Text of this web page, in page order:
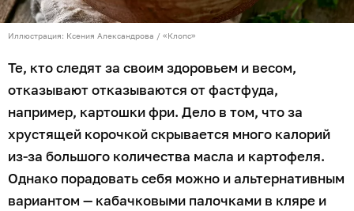
Иллюстрация: Ксения Александрова / «Клопс»
Те, кто следят за своим здоровьем и весом,
отказывают отказываются от фастфуда,
например, картошки фри. Дело в том, что за
хрустящей корочкой скрывается много калорий
из-за большого количества масла и картофеля.
Однако порадовать себя можно и альтернативным
вариантом — кабачковыми палочками в кляре и